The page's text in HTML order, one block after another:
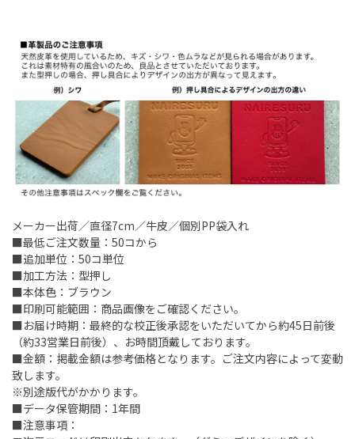
メーカー出荷／直径7cm／牛皮／個別PP袋入れ
■最低ご注文数量：50コから
■追加単位：50コ単位
■加工方法：型押し
■本体色：ブラウン
■印刷可能範囲：商品画像をご確認ください。
■お届け時期：最終的な校正後承認をいただいてから約45日前後
（約33営業日前後）、お時間頂戴しております。
■金額：掲載金額は参考価格となります。ご注文内容によって変動
致します。
※別途版代がかかります。
■データ保管期間：1年間
■注意事項：